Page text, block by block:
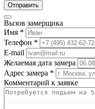
Вызов замерщика
Имя *
Телефон *
E-mail
Желаемая дата замера
Адрес замера *
Комментарий к заявке